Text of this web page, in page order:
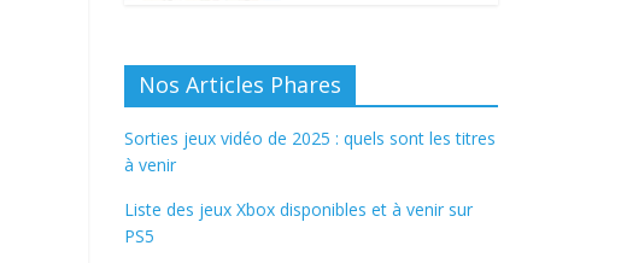
Nos Articles Phares
Sorties jeux vidéo de 2025 : quels sont les titres
à venir
Liste des jeux Xbox disponibles et à venir sur
PS5